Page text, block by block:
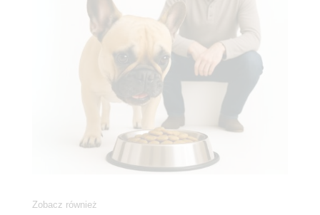
Zobacz również